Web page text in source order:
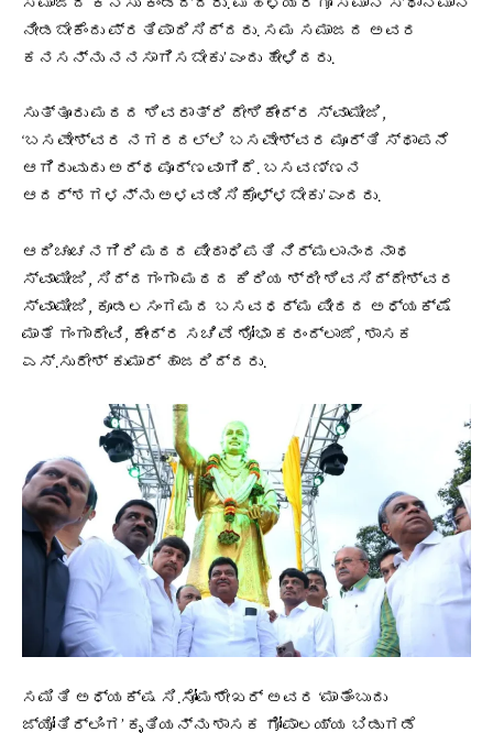
ನೀಡಬೇಕೆಂದು ಪ್ರತಿಪಾದಿಸಿದ್ದರು. ಸಮ ಸಮಾಜದ ಅವರ
ಕನಸನ್ನು ನನಸಾಗಿಸಬೇಕು’ ಎಂದು ಹೇಳಿದರು.
ಸುತ್ತೂರು ಮಠದ ಶಿವರಾತ್ರಿ ದೇಶಿಕೇಂದ್ರ ಸ್ವಾಮೀಜಿ,
‘ಬಸವೇಶ್ವರ ನಗರದಲ್ಲಿ ಬಸವೇಶ್ವರ ಮೂರ್ತಿ ಸ್ಥಾಪನೆ
ಆಗಿರುವುದು ಅರ್ಥಪೂರ್ಣವಾಗಿದೆ. ಬಸವಣ್ಣನ
ಆದರ್ಶಗಳನ್ನು ಅಳವಡಿಸಿಕೊಳ್ಳಬೇಕು’ ಎಂದರು.
ಆದಿಚುಂಚನಗಿರಿ ಮಠದ ಪೀಠಾಧಿಪತಿ ನಿರ್ಮಲಾನಂದನಾಥ
ಸ್ವಾಮೀಜಿ, ಸಿದ್ದಗಂಗಾ ಮಠದ ಕಿರಿಯ ಶ್ರೀ ಶಿವಸಿದ್ದೇಶ್ವರ
ಸ್ವಾಮೀಜಿ, ಕೂಡಲಸಂಗಮದ ಬಸವಧರ್ಮ ಪೀಠದ ಅಧ್ಯಕ್ಷೆ
ಮಾತೆ ಗಂಗಾದೇವಿ, ಕೇಂದ್ರ ಸಚಿವೆ ಶೋಭಾ ಕರಂದ್ಲಾಜೆ, ಶಾಸಕ
ಎಸ್.ಸುರೇಶ್ ಕುಮಾರ್ ಹಾಜರಿದ್ದರು.
ಸಮಿತಿ ಅಧ್ಯಕ್ಷ ಸಿ.ಸೋಮಶೇಖರ್ ಅವರ ‘ಮಾತೆಂಬುದು
ಜ್ಯೋತಿರ್ಲಿಂಗ’ ಕೃತಿಯನ್ನು ಶಾಸಕ ಗೋಪಾಲಯ್ಯ ಬಿಡುಗಡೆ